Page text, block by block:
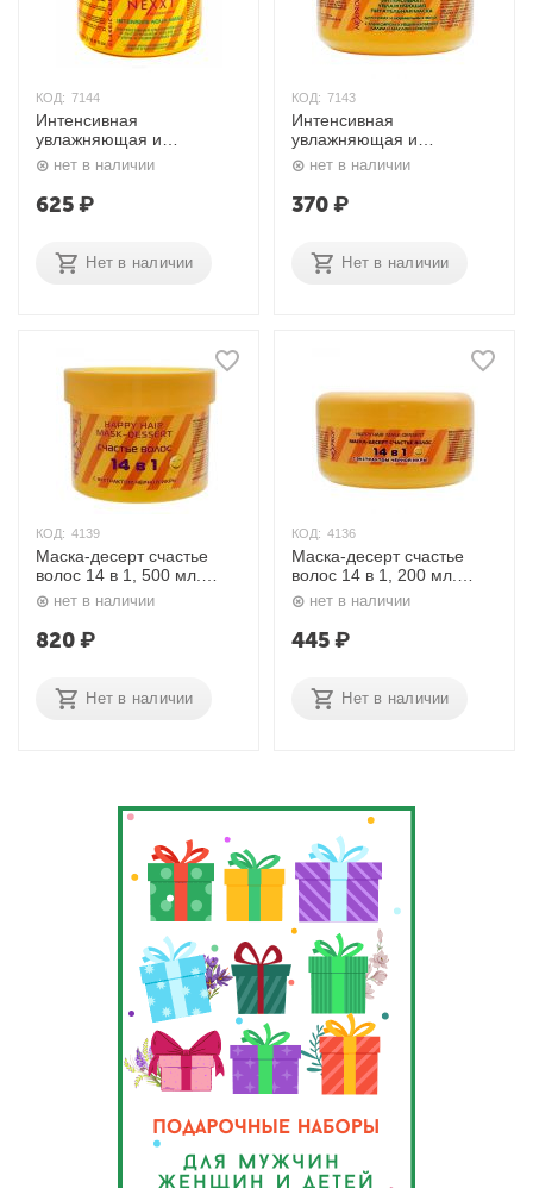
КОД: 7144
Интенсивная
увлажняющая и
питательная маска 500
мл. Nexxt
нет в наличии
625₽
Нет в наличии
КОД: 7143
Интенсивная
увлажняющая и
питательная маска 200
мл. Nexxt
нет в наличии
370₽
Нет в наличии
КОД: 4139
Маска-десерт счастье
волос 14 в 1, 500 мл.
Nexxt
нет в наличии
820₽
Нет в наличии
КОД: 4136
Маска-десерт счастье
волос 14 в 1, 200 мл.
Nexxt
нет в наличии
445₽
Нет в наличии